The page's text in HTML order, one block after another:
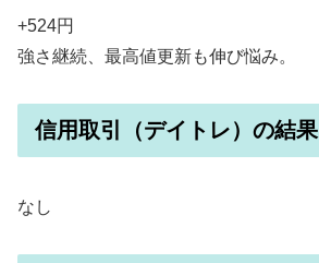
+524円
強さ継続、最高値更新も伸び悩み。
信用取引（デイトレ）の結果
なし